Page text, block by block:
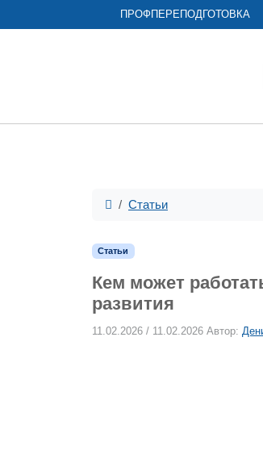
ПРОФПЕРЕПОДГОТОВКА
Статьи
Статьи
Кем может
развития
11.02.2026 / 11.02.2026 Автор: